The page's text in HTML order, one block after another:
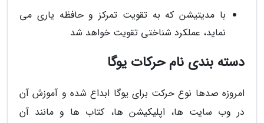
با مدیتیشن که به تقویت تمرکز و حافظه یاری می
نماید، عملکرد شناختی تقویت خواهد شد
دسته بندی نام حرکات یوگا
امروزه صدها نوع حرکت برای یوگا ابداع شده و آموزش آن
در وب سایت ها، اپلیکیشن ها، کتاب ها و مانند آن